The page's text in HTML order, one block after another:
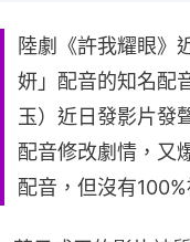
陸劇《許我耀眼》
妍」配音的知名配
玉）近日發影片發
配音修改劇情，又
配音，但沒有100%